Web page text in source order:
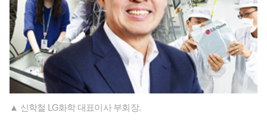
▲ 신학철 LG화학 대표이사 부회장.